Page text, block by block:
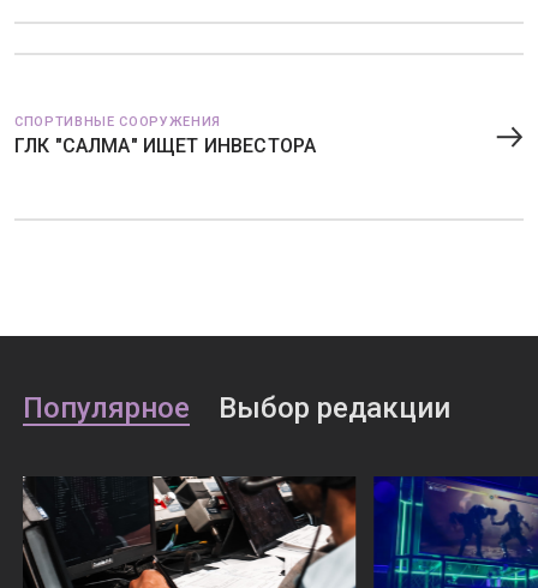
СПОРТИВНЫЕ СООРУЖЕНИЯ
ГЛК "САЛМА" ИЩЕТ ИНВЕСТОРА
Популярное Выбор редакции